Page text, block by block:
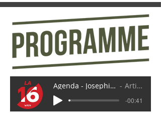
Agenda - Josephine Baker 28 juillet Artist Name
-00:41